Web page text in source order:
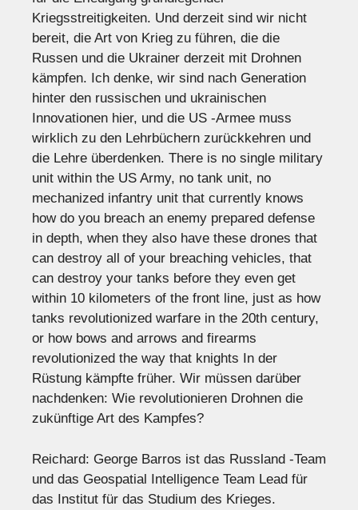
Kriegsstreitigkeiten. Und derzeit sind wir nicht
bereit, die Art von Krieg zu führen, die die
Russen und die Ukrainer derzeit mit Drohnen
kämpfen. Ich denke, wir sind nach Generation
hinter den russischen und ukrainischen
Innovationen hier, und die US -Armee muss
wirklich zu den Lehrbüchern zurückkehren und
die Lehre überdenken. There is no single military
unit within the US Army, no tank unit, no
mechanized infantry unit that currently knows
how do you breach an enemy prepared defense
in depth, when they also have these drones that
can destroy all of your breaching vehicles, that
can destroy your tanks before they even get
within 10 kilometers of the front line, just as how
tanks revolutionized warfare in the 20th century,
or how bows and arrows and firearms
revolutionized the way that knights In der
Rüstung kämpfte früher. Wir müssen darüber
nachdenken: Wie revolutionieren Drohnen die
zukünftige Art des Kampfes?
Reichard: George Barros ist das Russland -Team
und das Geospatial Intelligence Team Lead für
das Institut für das Studium des Krieges.